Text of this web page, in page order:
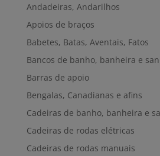
Andadeiras, Andarilhos
Apoios de braços
Babetes, Batas, Aventais, Fatos
Bancos de banho, banheira e
Barras de apoio
Bengalas, Canadianas e afins
Cadeiras de banho, banheira e
Cadeiras de rodas elétricas
Cadeiras de rodas manuais